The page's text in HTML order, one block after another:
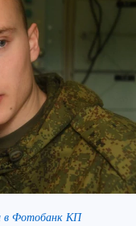
в Фотобанк КП